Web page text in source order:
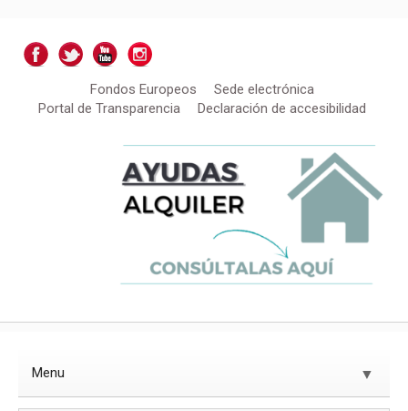
Fondos Europeos
Sede electrónica
Portal de Transparencia
Declaración de accesibilidad
Menu ▼